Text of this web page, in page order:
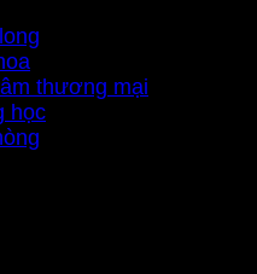
thương mại
học